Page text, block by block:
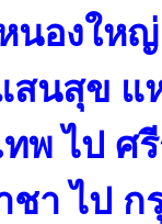
องใหญ่
สนสุข
ทพ ไป ศ
ชา ไป ก